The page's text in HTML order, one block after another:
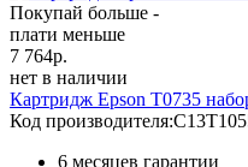
Покупай больше -
плати меньше
7 764р.
нет в наличии
Картридж Epson T0735
Код производителя:
6 месяцев гарантии